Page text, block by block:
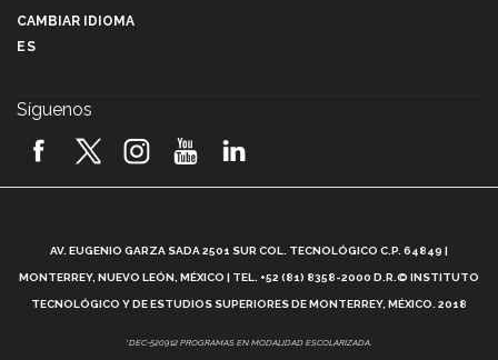
2026! (video)
¿Cómo es el Modelo Educativo Tec? (video)
Vida Tec: Feminismo e Inteligencia Artificial, Paola
CAMBIAR IDIOMA
ES
Síguenos
AV. EUGENIO GARZA SADA 2501 SUR COL. TECNOLÓGICO C.P. 64849 |
MONTERREY, NUEVO LEÓN, MÉXICO | TEL. +52 (81) 8358-2000 D.R.© INSTITUTO
TECNOLÓGICO Y DE ESTUDIOS SUPERIORES DE MONTERREY, MÉXICO. 2018
*DEC-520912 PROGRAMAS EN MODALIDAD ESCOLARIZADA.